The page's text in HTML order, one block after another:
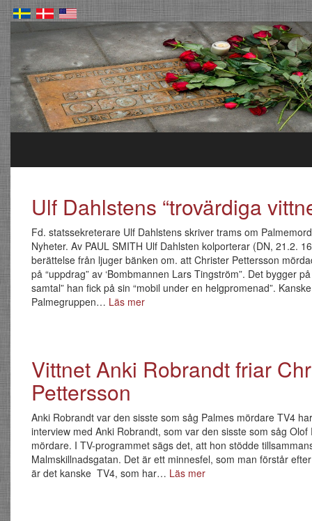
Ulf Dahlstens “trovärdiga
Fd. statssekreterare Ulf Dahlstens skriver trams om
Nyheter. Av PAUL SMITH Ulf Dahlsten kolporterar (DN, 21.2.
berättelse från ljuger bänken om. att Christer Pettersson
på “uppdrag” av ‘Bombmannen Lars Tingström”. Det bygger
samtal” han fick på sin “mobil under en helgpromenad”.
Palmegruppen… Läs mer
Vittnet Anki Robrandt friar
Pettersson
Anki Robrandt var den sisste som såg Palmes mördare TV4
interview med Anki Robrandt, som var den sisste som såg Olof
mördare. I TV-programmet sägs det, att hon stödde
Malmskillnadsgatan. Det är ett minnesfel, som man förstår
är det kanske TV4, som har… Läs mer